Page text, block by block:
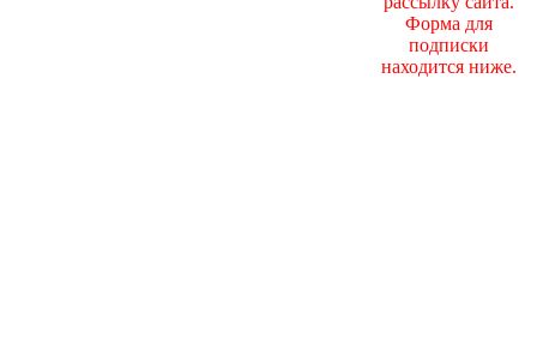
Форма для
подписки
находится ниже.